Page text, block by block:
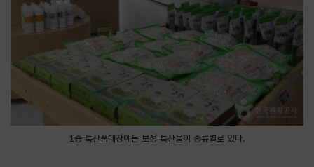
1층 특산품매장에는 보성 특산물이 종류별로 있다.